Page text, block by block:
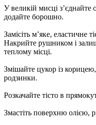
У великій мисці з’єднайте
додайте борошно.
Замісіть м’яке, еластичне
Накрийте рушником і
теплому місці.
Змішайте цукор із
родзинки.
Розкачайте тісто в
Змастіть поверхню олією,